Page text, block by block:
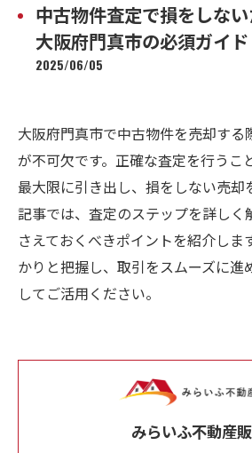
中古物件査定で損をしな
大阪府門真市の必須ガイド
2025/06/05
大阪府門真市で中古物件を売却する
が不可欠です。正確な査定を行うこ
最大限に引き出し、損をしない売却
記事では、査定のステップを詳しく
さえておくべきポイントを紹介しま
かりと把握し、取引をスムーズに進
してご活用ください。
みらいふ不動産